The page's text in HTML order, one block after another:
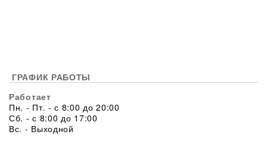
ГРАФИК РАБОТЫ
Работает
Пн. - Пт. - с 8:00 до 20:00
Сб. - с 8:00 до 17:00
Вс. - Выходной